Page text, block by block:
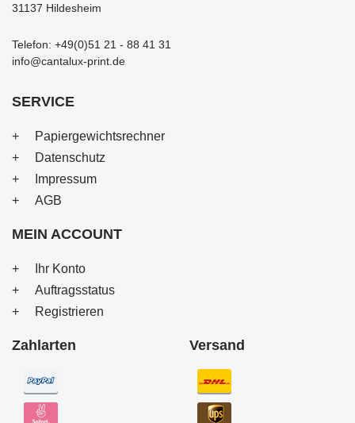
31137 Hildesheim
Telefon: +49(0)51 21 - 88 41 31
info@cantalux-print.de
SERVICE
Papiergewichtsrechner
Datenschutz
Impressum
AGB
MEIN ACCOUNT
Ihr Konto
Auftragsstatus
Registrieren
Zahlarten Versand